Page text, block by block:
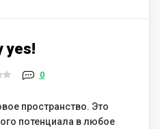
yes!
0
пространство. Это
потенциала в любое